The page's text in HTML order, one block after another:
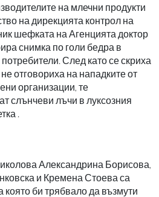
на млечни продукти
на дирекцията контрол на
шефката на Агенцията доктор
снимка по голи бедра в
След като се скриха
отговориха на нападките от
организации, те
слънчеви лъчи в луксозния
.
Александрина Борисова,
и Кремена Стоева са
която би трябвало да възмути